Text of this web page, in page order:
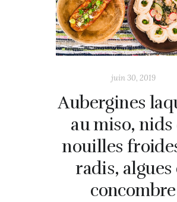
juin 30, 2019
Aubergines
au miso, nids
nouilles
radis, algues
concombre